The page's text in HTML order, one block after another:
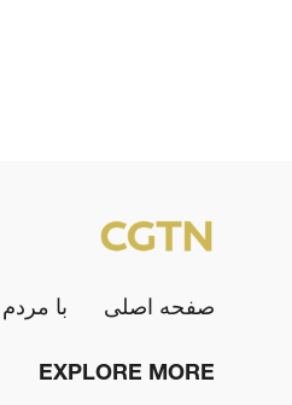
صفحه اصلی با مردم
EXPLORE MORE